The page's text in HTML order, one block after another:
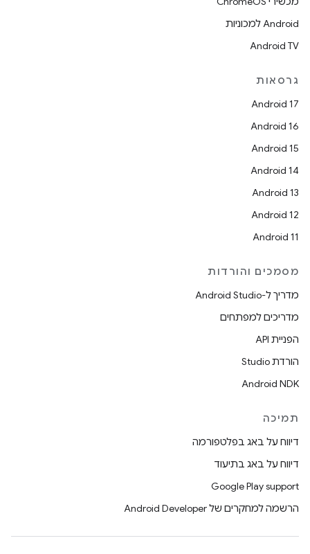
Android למכוניות
Android TV
גרסאות
Android 17
Android 16
Android 15
Android 14
Android 13
Android 12
Android 11
מסמכים והורדות
מדריך ל-Android Studio
מדריכים למפתחים
הפניית API
הורדת Studio
Android NDK
תמיכה
דיווח על באג בפלטפורמה
דיווח על באג בתיעוד
Google Play support
הרשמה למחקרים של Android Developer